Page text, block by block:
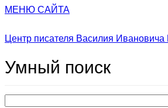
МЕНЮ САЙТА
Центр писателя Василия Ивановича
Умный поиск